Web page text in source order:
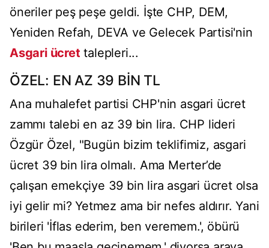
öneriler peş peşe geldi. İşte CHP, DEM,
Yeniden Refah, DEVA ve Gelecek Partisi'nin
Asgari ücret talepleri...
ÖZEL: EN AZ 39 BİN TL
Ana muhalefet partisi CHP'nin asgari ücret
zammı talebi en az 39 bin lira. CHP lideri
Özgür Özel, "Bugün bizim teklifimiz, asgari
ücret 39 bin lira olmalı. Ama Merter’de
çalışan emekçiye 39 bin lira asgari ücret olsa
iyi gelir mi? Yetmez ama bir nefes aldırır. Yani
birileri 'İflas ederim, ben veremem.', öbürü